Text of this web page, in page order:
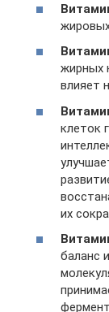
жирных
влияет
клеток
их
баланс